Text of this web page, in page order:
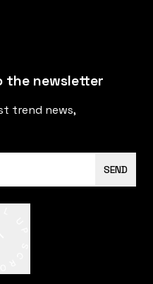
the newsletter
trend news,
SEND